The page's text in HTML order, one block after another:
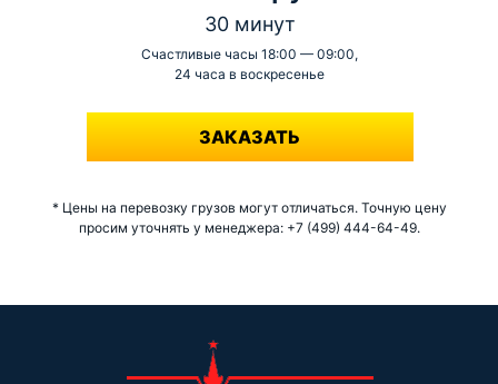
30 минут
Счастливые часы 18:00 — 09:00,
24 часа в воскресенье
-
ЗАКАЗАТЬ
* Цены на перевозку грузов могут отличаться. Точную цену
просим уточнять у менеджера: +7 (499) 444-64-49.